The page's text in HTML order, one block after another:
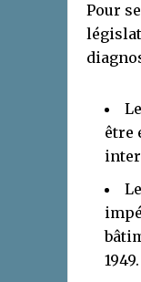
Pour
Le
être
Le
1949.